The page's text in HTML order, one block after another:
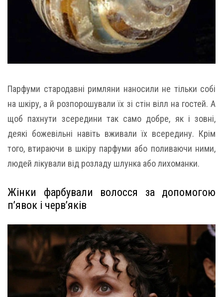
Парфуми стародавні римляни наносили не тільки собі
на шкіру, а й розпорошували їх зі стін вілл на гостей. А
щоб пахнути зсередини так само добре, як і зовні,
деякі божевільні навіть вживали їх всередину. Крім
того, втираючи в шкіру парфуми або поливаючи ними,
людей лікували від розладу шлунка або лихоманки.
Жінки фарбували волосся за допомогою
п’явок і черв’яків